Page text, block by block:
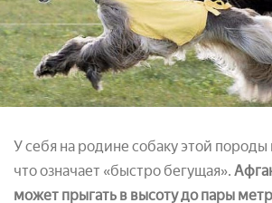
У себя на родине собаку этой породы
что означает «быстро бегущая».
может прыгать в высоту до пары